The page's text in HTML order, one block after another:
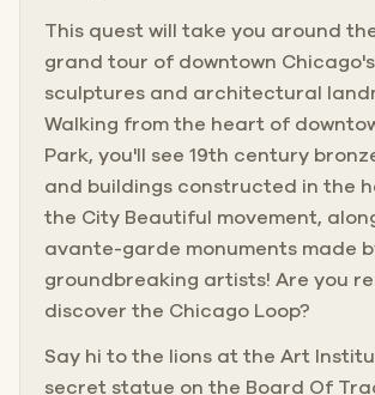
This quest will take you around
grand tour of downtown
sculptures and architectural
Walking from the heart of
Park, you'll see 19th century
and buildings constructed in the
the City Beautiful movement,
avante-garde monuments made
groundbreaking artists! Are you
discover the Chicago Loop?
Say hi to the lions at the Art
secret statue on the Board Of